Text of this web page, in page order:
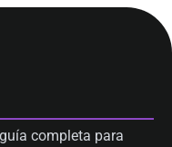
completa para